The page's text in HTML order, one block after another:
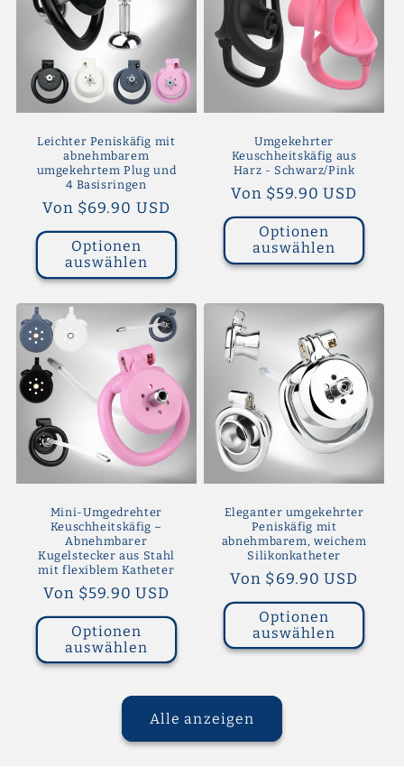
Leichter Peniskäfig mit
abnehmbarem
umgekehrtem Plug und
4 Basisringen
Normaler
Preis
Von $69.90 USD
Optionen
auswählen
Umgekehrter
Keuschheitskäfig aus
Harz - Schwarz/Pink
Normaler
Preis
Von $59.90 USD
Optionen
auswählen
Mini-Umgedrehter
Keuschheitskäfig –
Abnehmbarer
Kugelstecker aus Stahl
mit flexiblem Katheter
Normaler
Preis
Von $59.90 USD
Optionen
auswählen
Eleganter umgekehrter
Peniskäfig mit
abnehmbarem, weichem
Silikonkatheter
Normaler
Preis
Von $69.90 USD
Optionen
auswählen
Alle anzeigen